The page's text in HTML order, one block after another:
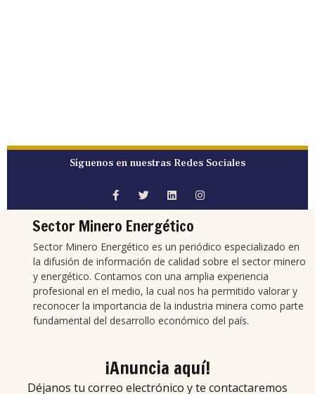
Síguenos en nuestras Redes Sociales
Sector Minero Energético
Sector Minero Energético es un periódico especializado en
la difusión de información de calidad sobre el sector minero
y energético. Contamos con una amplia experiencia
profesional en el medio, la cual nos ha permitido valorar y
reconocer la importancia de la industria minera como parte
fundamental del desarrollo económico del país.
¡Anuncia aquí!
Déjanos tu correo electrónico y te contactaremos